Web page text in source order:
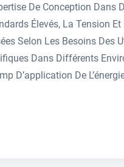
De Conception Dans
Élevés, La Tension Et
Selon Les Besoins Des
Dans Différents
D’application De